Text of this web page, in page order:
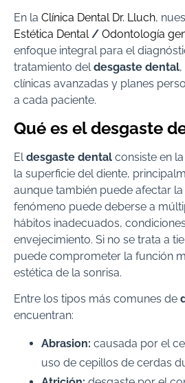
En la Clínica Dental Dr. Lluch,
Estética Dental/ Odontología
enfoque integral para el
tratamiento deldesgaste dental
clínicas avanzadas y planes
a cada paciente.
Qué es el desgaste
El desgaste dental consiste en
la superficie del diente,
aunque también puede afectar la
fenómeno puede deberse a
hábitos inadecuados,
envejecimiento. Si no se trata a
puede comprometer la función
estética de la sonrisa.
Entre los tipos más comunes de
encuentran:
Abrasion: causada por el
uso de cepillos de cerdas